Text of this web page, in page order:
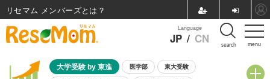
menu
Language
JP / CN search
大学受験 by 東進 医学部 東大受験
リセマム メンバーズ